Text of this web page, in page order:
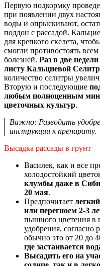
Первую подкормку
при появлении двух
воды и опрыскивают,
поддон с рассадой.
для крепкого скелета,
смогли противостоять
болезней. Раз в две
листу Кальциевой
количество селитры
Вторую и последующие
любым полноценным
цветочных культур.
Важно: Разводить
инструкции к препарату.
Высадка рассады в грунт
Василек, как и все
холодостойкий
клумбы даже в
20 мая.
Предпочитает
или перегноем 2-3
пышного цветения в
удобрения, согласно
обычно это от 20 до
где застаивается
Высадить его на